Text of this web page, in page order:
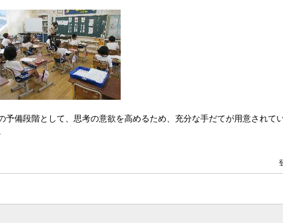
予備段階として、思考の意欲を高めるため、充分な手だてが用意されて